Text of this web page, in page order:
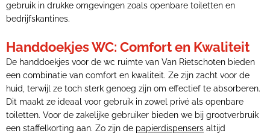
gebruik in drukke omgevingen zoals openbare toiletten en
bedrijfskantines.
Handdoekjes WC: Comfort en Kwaliteit
De handdoekjes voor de wc ruimte van Van Rietschoten bieden
een combinatie van comfort en kwaliteit. Ze zijn zacht voor de
huid, terwijl ze toch sterk genoeg zijn om effectief te absorberen.
Dit maakt ze ideaal voor gebruik in zowel privé als openbare
toiletten. Voor de zakelijke gebruiker bieden we bij grootverbruik
een staffelkorting aan. Zo zijn de papierdispensers altijd